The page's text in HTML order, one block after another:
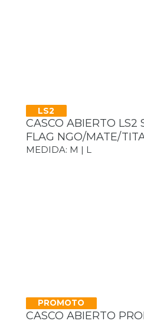
LS2
CASCO ABIERTO LS2
FLAG NGO/MATE/
MEDIDA: M | L
PROMOTO
CASCO ABIERTO